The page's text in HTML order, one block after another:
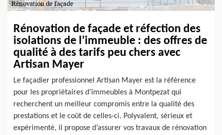
Rénovation de façade et réfection des
isolations de l’immeuble : des offres de
qualité à des tarifs peu chers avec
Artisan Mayer
Le façadier professionnel Artisan Mayer est la référence
pour les propriétaires d’immeubles à Montpezat qui
recherchent un meilleur compromis entre la qualité des
prestations et le coût de celles-ci. Polyvalent, sérieux et
expérimenté, il propose d’assurer vos travaux de rénovation